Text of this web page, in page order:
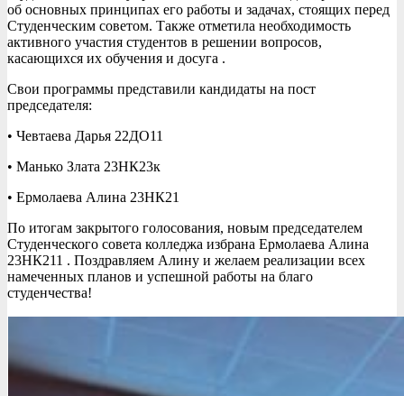
об основных принципах его работы и задачах, стоящих перед
Студенческим советом. Также отметила необходимость
активного участия студентов в решении вопросов,
касающихся их обучения и досуга .
Свои программы представили кандидаты на пост
председателя:
• Чевтаева Дарья 22ДО11
• Манько Злата 23НК23к
• Ермолаева Алина 23НК21
По итогам закрытого голосования, новым председателем
Студенческого совета колледжа избрана Ермолаева Алина
23НК211 . Поздравляем Алину и желаем реализации всех
намеченных планов и успешной работы на благо
студенчества!